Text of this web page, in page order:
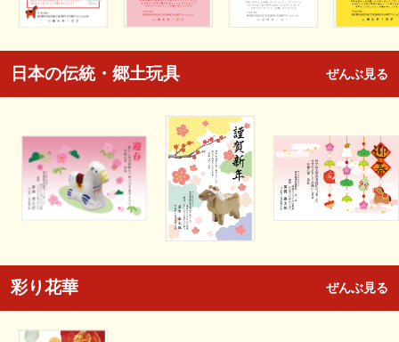
日本の伝統・郷土玩具 ぜんぶ見る
彩り花華 ぜんぶ見る